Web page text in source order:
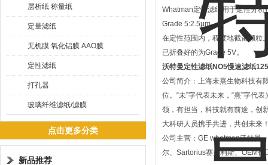
层析纸 称量纸
定量滤纸
无机膜 氧化铝膜 AAO膜
定性滤纸
打孔器
玻璃纤维滤纸/滤膜
点击更多分类
新品推荐
Whatman定性滤纸用于定性分
Grade 5:2.5μm
在定性范围内，程度地截留颗粒
已折叠好的为Grade 5V。
沃特曼定性滤纸NO5慢速滤纸
公司简介：上海未熹生物科技有
位。“未”字代表未来，“熹”字代
领，有担当，科技就有前途，创
大科研人员携手共进，共创未来
公司主营：GE whatman沃特曼
尔、Sartorius赛多利斯、OEM